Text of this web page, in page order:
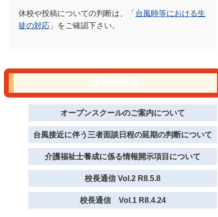
休校や投稿についての判断は、「 台風時等における生
徒の対応 」をご確認下さい。
オープンスクールのご案内について
台風接近に伴う三者面談日程の延期の判断について
介護福祉士養成に係る情報開示項目について
校長通信 Vol.2 R8.5.8
校長通信 Vol.1 R8.4.24